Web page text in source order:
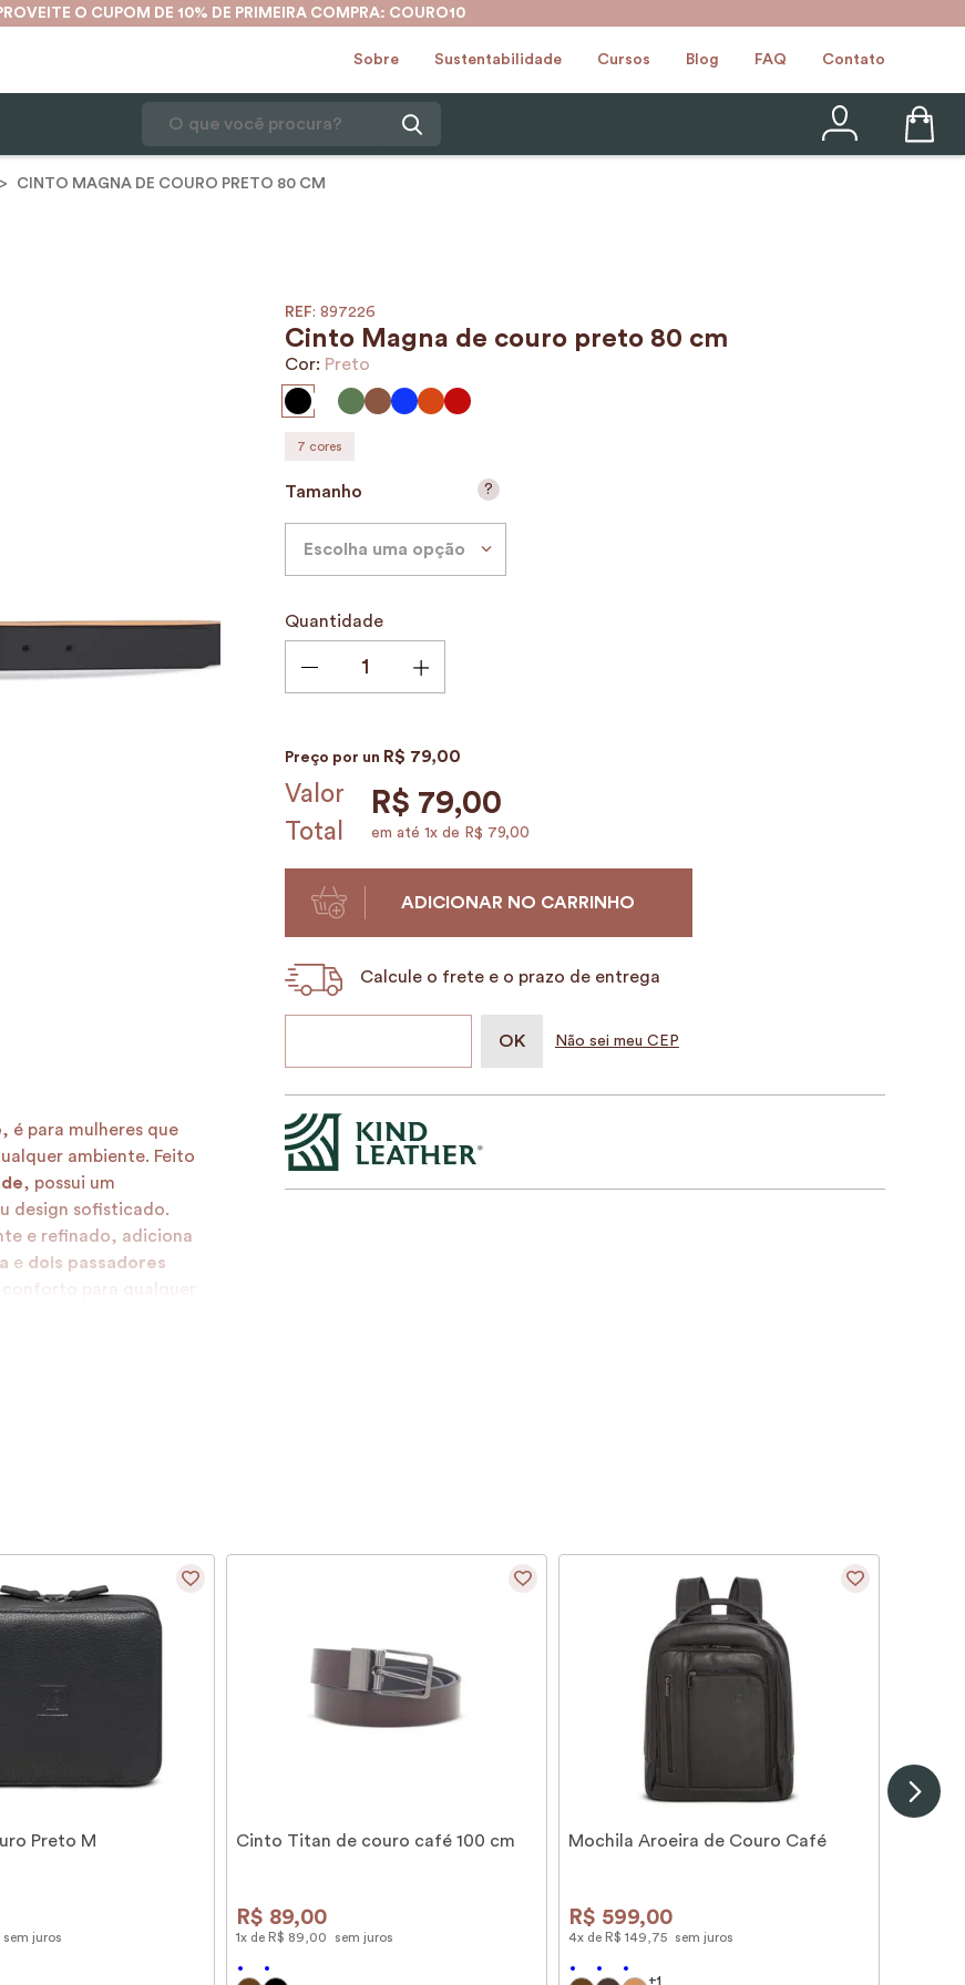
O CUPOM DE 10% DE PRIMEIRA COMPRA: COURO10
Sobre Sustentabilidade Cursos Blog FAQ Contato
CINTO MAGNA DE COURO PRETO 80 CM
, é para mulheres que
ambiente. Feito
, possui um
design sofisticado.
e refinado, adiciona
e dois passadores
para qualquer
: 897226
Cinto Magna de couro preto 80 cm
Cor: Preto
7 cores
Tamanho
Escolha uma opção
?
Quantidade
Preço por un R$ 79,00
Valor
Total
R$ 79,00
em até 1x de R$ 79,00
ADICIONAR NO CARRINHO
Calcule o frete e o prazo de entrega
Não sei meu CEP
Preto M
sem juros
Cinto Titan de couro café 100 cm
R$ 89,00
1x de R$ 89 00 sem juros
Mochila Aroeira de Couro Café
R$ 599,00
4x de R$ 149 75 sem juros
+1